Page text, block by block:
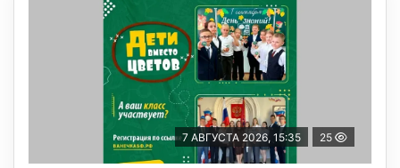
7 АВГУСТА 2026, 15:35 25